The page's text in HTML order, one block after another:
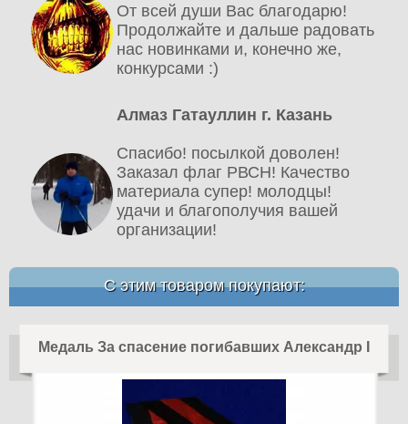
От всей души Вас благодарю!
Продолжайте и дальше радовать
нас новинками и, конечно же,
конкурсами :)
Алмаз Гатауллин г. Казань
Спасибо! посылкой доволен!
Заказал флаг РВСН! Качество
материала супер! молодцы!
удачи и благополучия вашей
организации!
С этим товаром покупают:
Медаль За спасение погибавших Александр I